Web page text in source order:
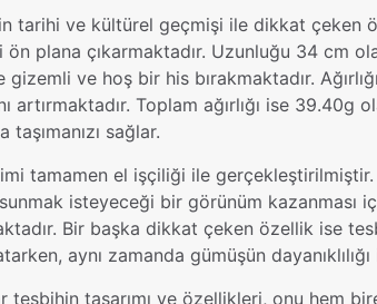
tarihi ve kültürel geçmişi ile dikkat çeken
plana çıkarmaktadır. Uzunluğu 34 cm
ve hoş bir his bırakmaktadır.
artırmaktadır. Toplam ağırlığı ise 39.40g
sağlar.
tamamen el işçiliği ile
isteyeceği bir görünüm kazanması
Bir başka dikkat çeken özellik ise
aynı zamanda gümüşün
tesbihin tasarımı ve özellikleri, onu hem